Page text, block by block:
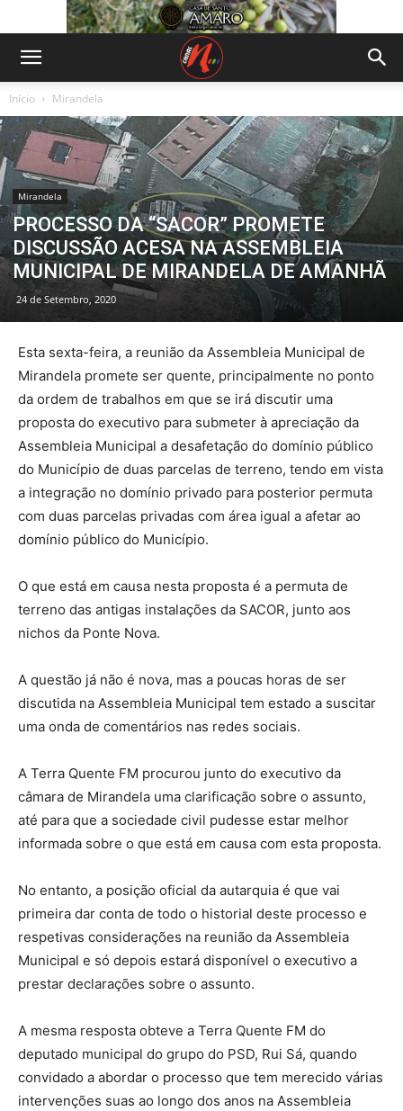
Início Mirandela
Mirandela
PROCESSO DA “SACOR” PROMETE
DISCUSSÃO ACESA NA ASSEMBLEIA
MUNICIPAL DE MIRANDELA DE AMANHÃ
24 de Setembro, 2020
Esta sexta-feira, a reunião da Assembleia Municipal de
Mirandela promete ser quente, principalmente no ponto
da ordem de trabalhos em que se irá discutir uma
proposta do executivo para submeter à apreciação da
Assembleia Municipal a desafetação do domínio público
do Município de duas parcelas de terreno, tendo em vista
a integração no domínio privado para posterior permuta
com duas parcelas privadas com área igual a afetar ao
domínio público do Município.
O que está em causa nesta proposta é a permuta de
terreno das antigas instalações da SACOR, junto aos
nichos da Ponte Nova.
A questão já não é nova, mas a poucas horas de ser
discutida na Assembleia Municipal tem estado a suscitar
uma onda de comentários nas redes sociais.
A Terra Quente FM procurou junto do executivo da
câmara de Mirandela uma clarificação sobre o assunto,
até para que a sociedade civil pudesse estar melhor
informada sobre o que está em causa com esta proposta.
No entanto, a posição oficial da autarquia é que vai
primeira dar conta de todo o historial deste processo e
respetivas considerações na reunião da Assembleia
Municipal e só depois estará disponível o executivo a
prestar declarações sobre o assunto.
A mesma resposta obteve a Terra Quente FM do
deputado municipal do grupo do PSD, Rui Sá, quando
convidado a abordar o processo que tem merecido várias
intervenções suas ao longo dos anos na Assembleia